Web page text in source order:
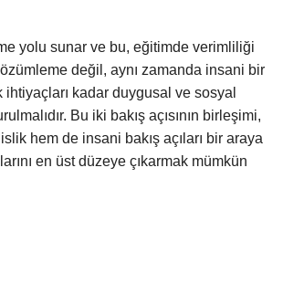
yolu sunar ve bu, eğitimde verimliliği
değil, aynı zamanda insani bir
kadar duygusal ve sosyal
Bu iki bakış açısının birleşimi,
hem de insani bakış açıları bir araya
en üst düzeye çıkarmak mümkün